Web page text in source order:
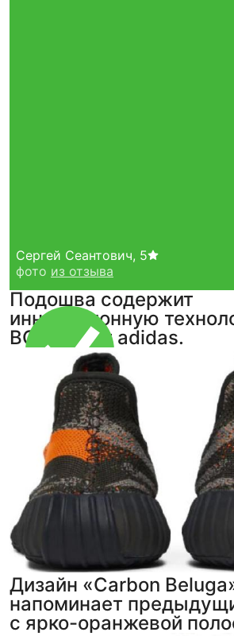
Тройная гарантия
оригинальности
Товар сертифицирован и опломбирован.
Проверяем на оригинальность
по 16 параметрам.
Если придёт подделка — вернём деньги
в трёхкратном размере.
Как мы провеяем товары
Сергей Сеантович, 5
фото из отзыва
Подошва содержит
инновационную
BOOST™ от adidas.
Дизайн «Carbon
напоминает
с ярко-оранжевой